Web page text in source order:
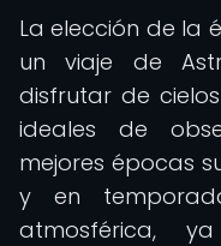
La elección de la
un viaje de
disfrutar de
ideales de
mejores épocas
y en
atmosférica,